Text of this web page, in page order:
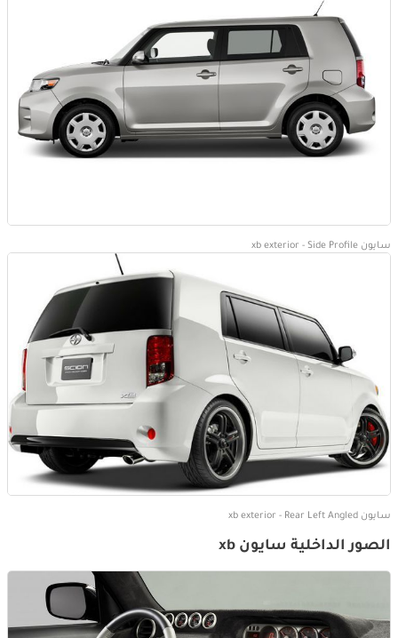
سايون xb exterior - Side Profile
سايون xb exterior - Rear Left Angled
الصور الداخلية سايون xb